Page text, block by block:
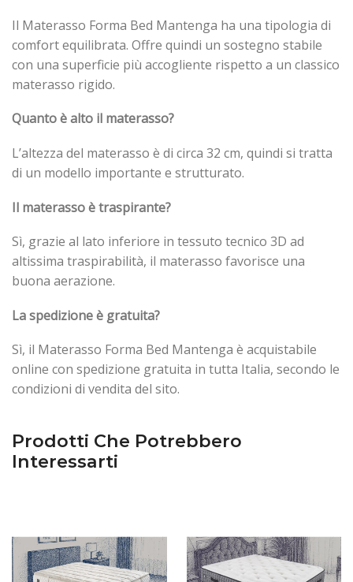
Il Materasso Forma Bed Mantenga ha una tipologia di
comfort equilibrata. Offre quindi un sostegno stabile
con una superficie più accogliente rispetto a un classico
materasso rigido.
Quanto è alto il materasso?
L’altezza del materasso è di circa 32 cm, quindi si tratta
di un modello importante e strutturato.
Il materasso è traspirante?
Sì, grazie al lato inferiore in tessuto tecnico 3D ad
altissima traspirabilità, il materasso favorisce una
buona aerazione.
La spedizione è gratuita?
Sì, il Materasso Forma Bed Mantenga è acquistabile
online con spedizione gratuita in tutta Italia, secondo le
condizioni di vendita del sito.
Prodotti Che Potrebbero
Interessarti